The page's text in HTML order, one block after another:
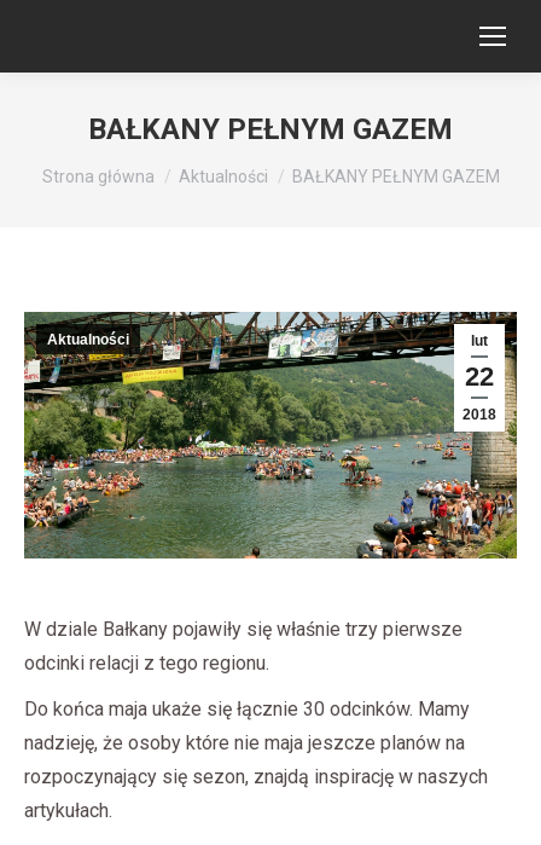
BAŁKANY PEŁNYM GAZEM
Jesteś tutaj:
Strona główna Aktualności BAŁKANY PEŁNYM GAZEM
lut
22
2018
Aktualności
W dziale Bałkany pojawiły się właśnie trzy pierwsze
odcinki relacji z tego regionu.
Do końca maja ukaże się łącznie 30 odcinków. Mamy
nadzieję, że osoby które nie maja jeszcze planów na
rozpoczynający się sezon, znajdą inspirację w naszych
artykułach.